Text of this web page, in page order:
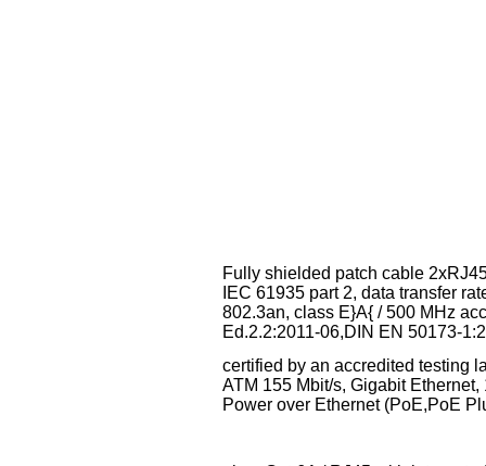
Fully shielded patch cable
IEC 61935 part 2, data transfer
802.3an, class E}A{ / 500 MHz
Ed.2.2:2011-06,DIN EN 50173-
certified by an accredited testing
ATM 155 Mbit/s, Gigabit
Power over Ethernet (PoE,PoE